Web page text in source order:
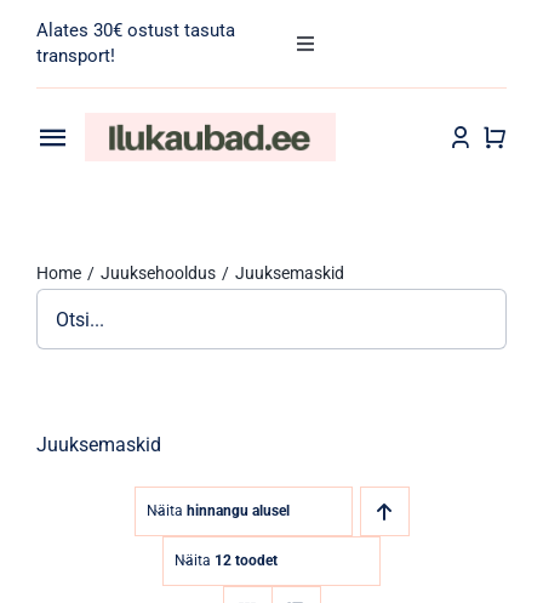
content
Alates 30€ ostust tasuta
transport!
Toggle
for:
Toggle
Näohooldus
Kehahooldus
Home Juuksehooldus Juuksemaskid
Juuksemaskid
Näita hinnangu alusel
Näita 12 toodet